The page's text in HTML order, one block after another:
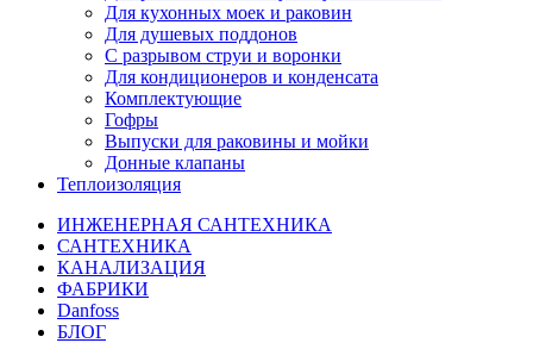
Для кухонных моек и раковин
Для душевых поддонов
С разрывом струи и воронки
Для кондиционеров и конденсата
Комплектующие
Гофры
Выпуски для раковины и мойки
Донные клапаны
Теплоизоляция
ИНЖЕНЕРНАЯ САНТЕХНИКА
САНТЕХНИКА
КАНАЛИЗАЦИЯ
ФАБРИКИ
Danfoss
БЛОГ